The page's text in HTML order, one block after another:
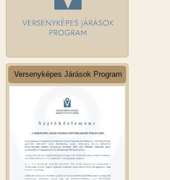
Versenyképes Járások Program